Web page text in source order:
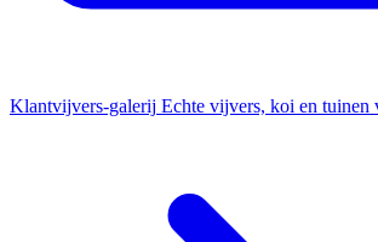
Klantvijvers-galerij Echte vijvers, koi en tuinen